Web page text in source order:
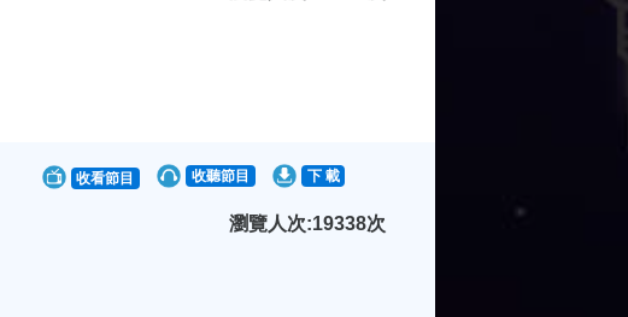
收看節目 收聽節目 下 載
瀏覽人次:19338次